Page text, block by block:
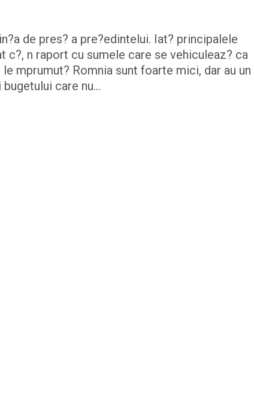
de pres? a pre?edintelui. Iat? principalele
c?, n raport cu sumele care se vehiculeaz? ca
mprumut? Romnia sunt foarte mici, dar au un
care nu…